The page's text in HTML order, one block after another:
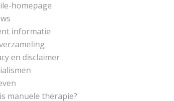
homepage
informatie
en disclaimer
manuele therapie?